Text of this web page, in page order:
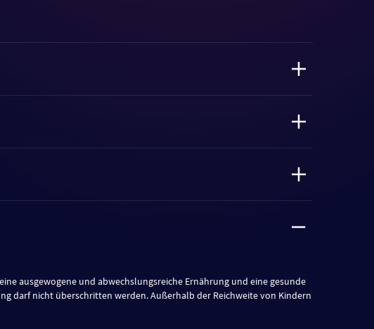
ausgewogene und abwechslungsreiche Ernährung und eine gesunde
darf nicht überschritten werden. Außerhalb der Reichweite von Kindern